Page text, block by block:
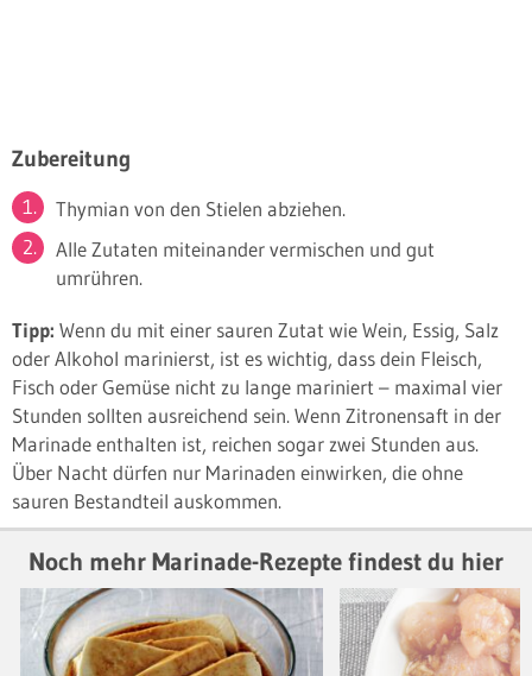
Zubereitung
Thymian von den Stielen abziehen.
Alle Zutaten miteinander vermischen und gut
umrühren.
Tipp: Wenn du mit einer sauren Zutat wie Wein, Essig, Salz
oder Alkohol marinierst, ist es wichtig, dass dein Fleisch,
Fisch oder Gemüse nicht zu lange mariniert – maximal vier
Stunden sollten ausreichend sein. Wenn Zitronensaft in der
Marinade enthalten ist, reichen sogar zwei Stunden aus.
Über Nacht dürfen nur Marinaden einwirken, die ohne
sauren Bestandteil auskommen.
Noch mehr Marinade-Rezepte findest du hier